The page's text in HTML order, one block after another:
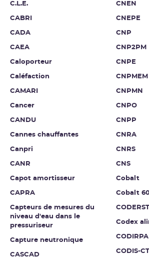
C.L.E.
CABRI
CADA
CAEA
Caloporteur
Caléfaction
CAMARI
Cancer
CANDU
Cannes chauffantes
Canpri
CANR
Capot amortisseur
CAPRA
Capteurs de mesures du
niveau d'eau dans le
pressuriseur
Capture neutronique
CASCAD
CNEN
CNEPE
CNP
CNP2PM
CNPE
CNPMEM
CNPMN
CNPO
CNPP
CNRA
CNRS
CNS
Cobalt
Cobalt
CODERST
Codex
CODIRPA
CODIS-